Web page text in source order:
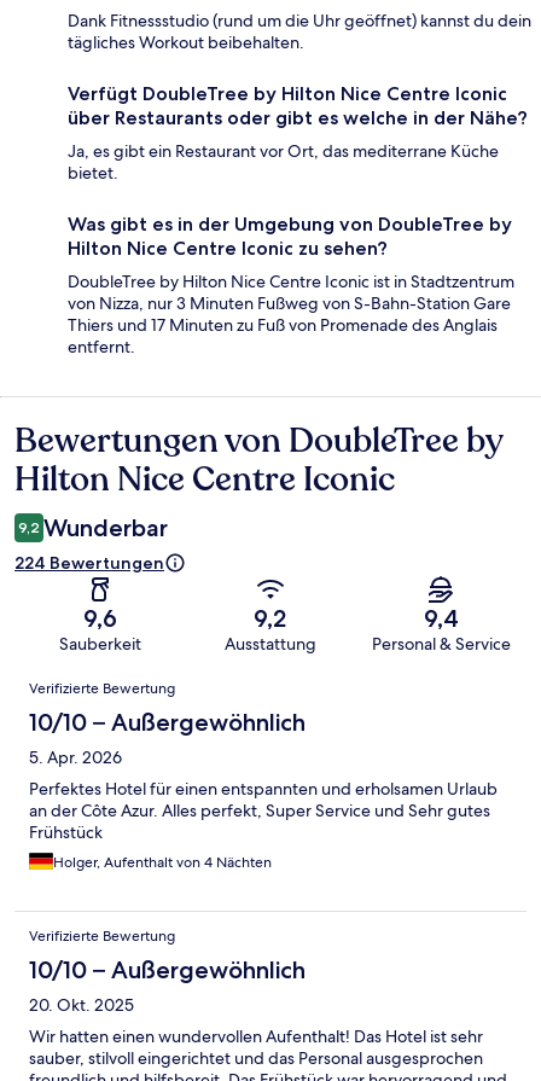
Dank Fitnessstudio (rund um die Uhr geöffnet) kannst du dein
tägliches Workout beibehalten.
Verfügt DoubleTree by Hilton Nice Centre Iconic
über Restaurants oder gibt es welche in der Nähe?
Ja, es gibt ein Restaurant vor Ort, das mediterrane Küche
bietet.
Was gibt es in der Umgebung von DoubleTree by
Hilton Nice Centre Iconic zu sehen?
DoubleTree by Hilton Nice Centre Iconic ist in Stadtzentrum
von Nizza, nur 3 Minuten Fußweg von S-Bahn-Station Gare
Thiers und 17 Minuten zu Fuß von Promenade des Anglais
entfernt.
Bewertungen
Bewertungen von DoubleTree by
Hilton Nice Centre Iconic
9,2 Wunderbar
224 Bewertungen
9,6
Sauberkeit
9,2
Ausstattung
9,4
Personal & Service
Bewertungen
Verifizierte Bewertung
10/10 – Außergewöhnlich
5. Apr. 2026
Perfektes Hotel für einen entspannten und erholsamen Urlaub
an der Côte Azur. Alles perfekt, Super Service und Sehr gutes
Frühstück
Holger, Aufenthalt von 4 Nächten
Verifizierte Bewertung
10/10 – Außergewöhnlich
20. Okt. 2025
Wir hatten einen wundervollen Aufenthalt! Das Hotel ist sehr
sauber, stilvoll eingerichtet und das Personal ausgesprochen